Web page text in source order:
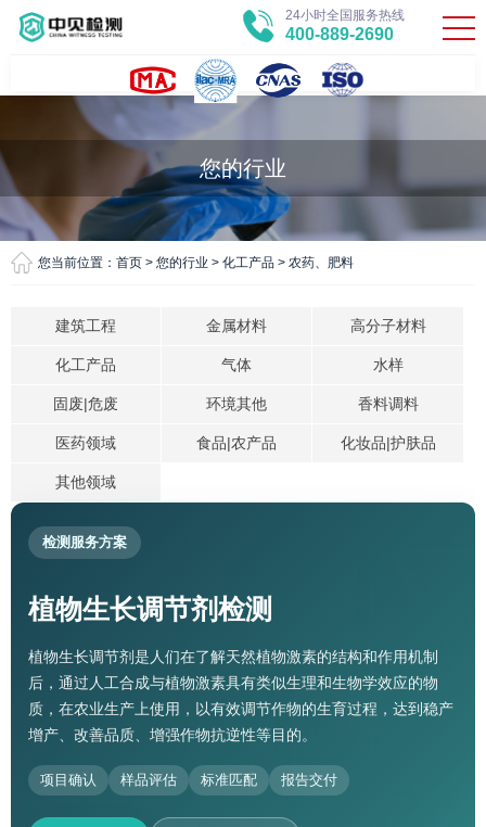
24小时全国服务热线
400-889-2690
您的行业
您当前位置： 首页 > 您的行业 > 化工产品 > 农药、肥料
建筑工程 金属材料 高分子材料
化工产品 气体 水样
固废|危废 环境其他 香料调料
医药领域 食品|农产品 化妆品|护肤品
其他领域
检测服务方案
植物生长调节剂检测
植物生长调节剂是人们在了解天然植物激素的结构和作用机制
后，通过人工合成与植物激素具有类似生理和生物学效应的物
质，在农业生产上使用，以有效调节作物的生育过程，达到稳产
增产、改善品质、增强作物抗逆性等目的。
项目确认 样品评估 标准匹配 报告交付